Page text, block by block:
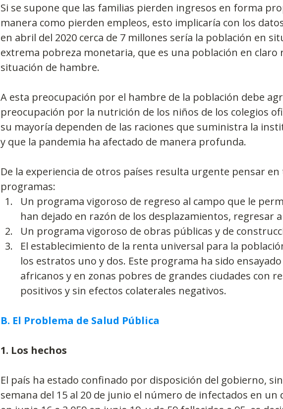
Si se supone que las familias pierden ingresos en forma
manera como pierden empleos, esto implicaría con los
en abril del 2020 cerca de 7 millones sería la población en
extrema pobreza monetaria, que es una población en claro
situación de hambre.
A esta preocupación por el hambre de la población debe
preocupación por la nutrición de los niños de los colegios
su mayoría dependen de las raciones que suministra la
y que la pandemia ha afectado de manera profunda.
De la experiencia de otros países resulta urgente pensar
programas:
Un programa vigoroso de regreso al campo que le
han dejado en razón de los desplazamientos, regresar
Un programa vigoroso de obras públicas y de
El establecimiento de la renta universal para la
los estratos uno y dos. Este programa ha sido
africanos y en zonas pobres de grandes ciudades con
positivos y sin efectos colaterales negativos.
B. El Problema de Salud Pública
1. Los hechos
El país ha estado confinado por disposición del gobierno,
semana del 15 al 20 de junio el número de infectados en un